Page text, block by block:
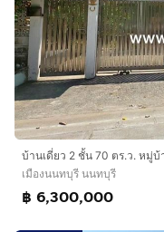
เมืองนนทบุรี นนทบุรี
฿ 6,300,000